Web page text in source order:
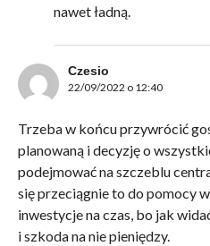
nawet ładną.
Czesio
22/09/2022 o 12:40
Trzeba w końcu przywrócić
planowaną i decyzję o
podejmować na szczeblu
się przeciągnie to do pomocy
inwestycje na czas, bo jak
i szkoda na nie pieniędzy.